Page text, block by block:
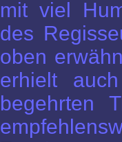
mit viel
des
oben
erhielt
begehrten